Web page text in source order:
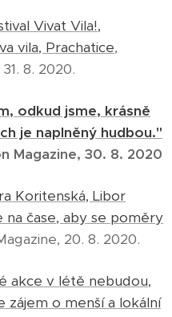
Vivat Vila!,
vila, Prachatice,
8. 2020.
odkud jsme, krásně
je naplněný hudbou."
Magazine, 30. 8. 2020
Koritenská, Libor
na čase, aby se poměry
20. 8. 2020.
akce v létě nebudou,
o menší a lokální